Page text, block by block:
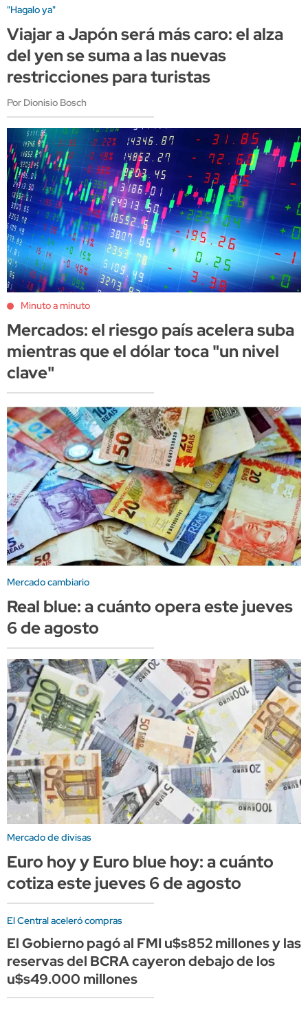
"Hagalo ya"
Viajar a Japón será más caro: el alza
del yen se suma a las nuevas
restricciones para turistas
Por Dionisio Bosch
Minuto a minuto
Mercados: el riesgo país acelera suba
mientras que el dólar toca "un nivel
clave"
Mercado cambiario
Real blue: a cuánto opera este jueves
6 de agosto
Mercado de divisas
Euro hoy y Euro blue hoy: a cuánto
cotiza este jueves 6 de agosto
El Central aceleró compras
El Gobierno pagó al FMI u$s852 millones y las
reservas del BCRA cayeron debajo de los
u$s49.000 millones